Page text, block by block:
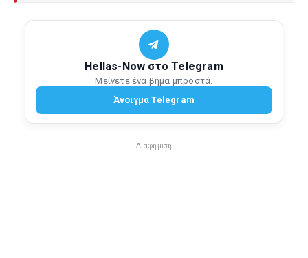
Hellas-Now στο Telegram
Μείνετε ένα βήμα μπροστά.
Άνοιγμα Telegram
Διαφήμιση